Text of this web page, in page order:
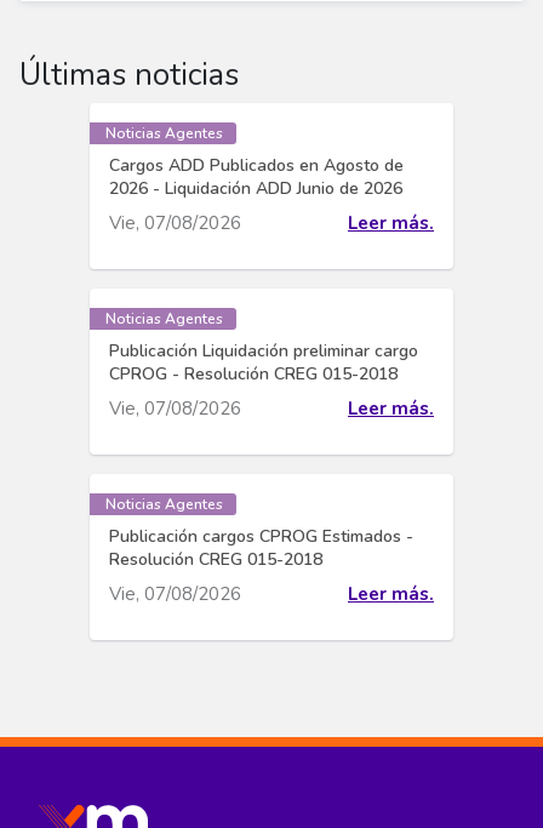
Últimas noticias
Noticias Agentes
Cargos ADD Publicados en Agosto de
2026 - Liquidación ADD Junio de 2026
Vie, 07/08/2026 Leer más.
Noticias Agentes
Publicación Liquidación preliminar cargo
CPROG - Resolución CREG 015-2018
Vie, 07/08/2026 Leer más.
Noticias Agentes
Publicación cargos CPROG Estimados -
Resolución CREG 015-2018
Vie, 07/08/2026 Leer más.